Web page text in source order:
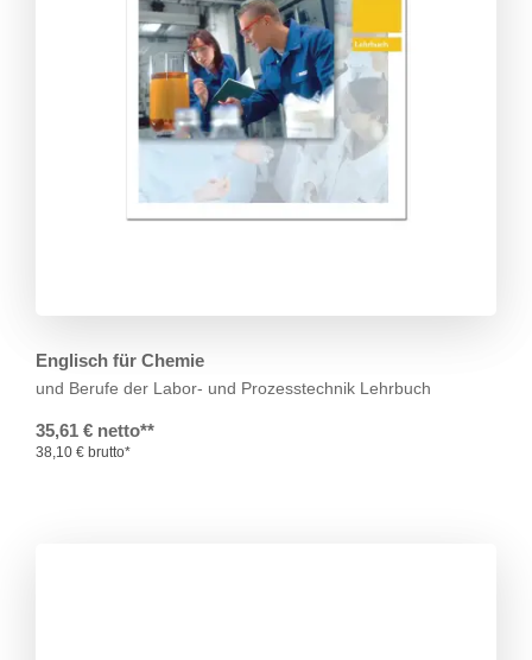
Englisch für Chemie
und Berufe der Labor- und Prozesstechnik Lehrbuch
35,61 € netto**
38,10 € brutto*